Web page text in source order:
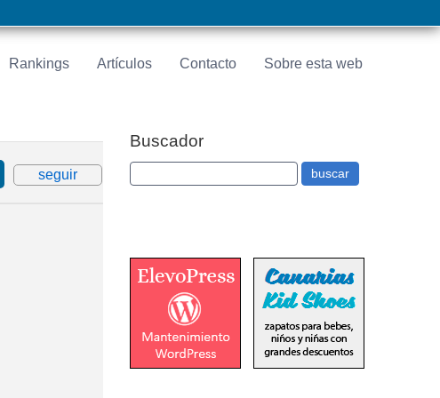
Rankings Artículos Contacto Sobre esta web
seguir
Buscador